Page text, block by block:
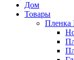
Дом
Товары
Пленка